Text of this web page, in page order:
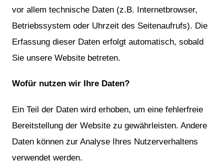
vor allem technische Daten (z.B. Internetbrowser,
Betriebssystem oder Uhrzeit des Seitenaufrufs). Die
Erfassung dieser Daten erfolgt automatisch, sobald
Sie unsere Website betreten.
Wofür nutzen wir Ihre Daten?
Ein Teil der Daten wird erhoben, um eine fehlerfreie
Bereitstellung der Website zu gewährleisten. Andere
Daten können zur Analyse Ihres Nutzerverhaltens
verwendet werden.